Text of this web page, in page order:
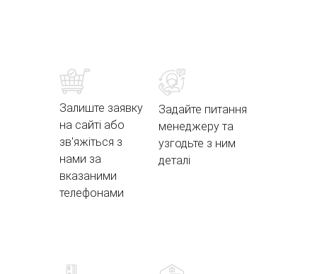
Залиште заявку
на сайті або
зв'яжіться з
нами за
вказаними
телефонами
Задайте питання
менеджеру та
узгодьте з ним
деталі